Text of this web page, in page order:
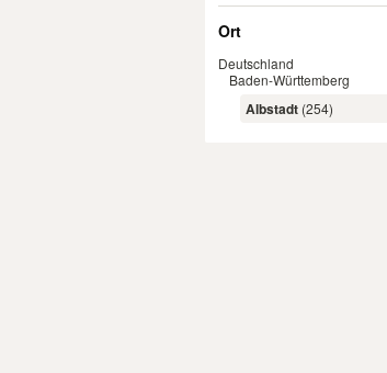
Ort
Deutschland
Baden-Württemberg
Albstadt (254)